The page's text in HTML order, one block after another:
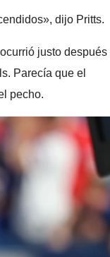
dijo Pritts.
justo después
Parecía que el
pecho.